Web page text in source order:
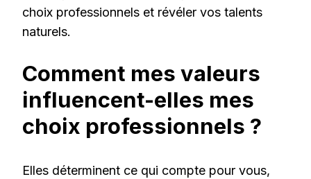
choix professionnels et révéler vos talents
naturels.
Comment mes valeurs
influencent-elles mes
choix professionnels ?
Elles déterminent ce qui compte pour vous,